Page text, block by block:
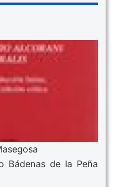
Bádenas de la Peña